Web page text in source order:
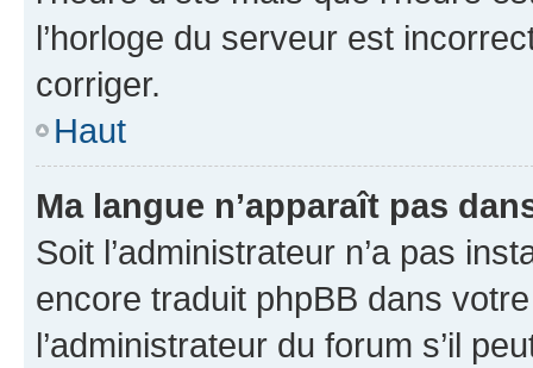
l’horloge du serveur est
corriger.
Haut
Ma langue n’apparaît pas
Soit l’administrateur n’a pas
encore traduit phpBB dans
l’administrateur du forum s’il